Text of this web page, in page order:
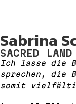
Sabrina
SACRED LAND
Ich lasse die
sprechen, die
somit